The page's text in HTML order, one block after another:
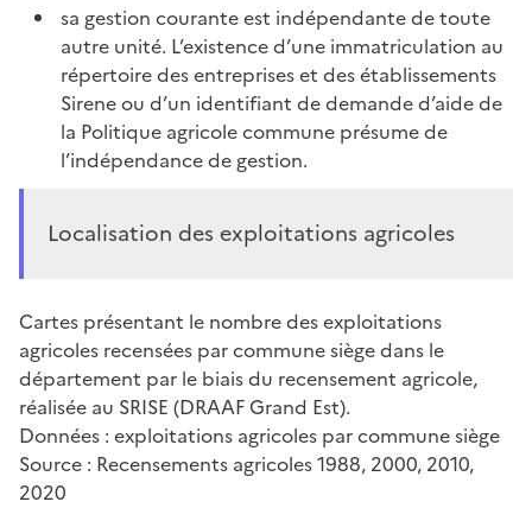
sa gestion courante est indépendante de toute
autre unité. L’existence d’une immatriculation au
répertoire des entreprises et des établissements
Sirene ou d’un identifiant de demande d’aide de
la Politique agricole commune présume de
l’indépendance de gestion.
Localisation des exploitations agricoles
Cartes présentant le nombre des exploitations
agricoles recensées par commune siège dans le
département par le biais du recensement agricole,
réalisée au SRISE (DRAAF Grand Est).
Données : exploitations agricoles par commune siège
Source : Recensements agricoles 1988, 2000, 2010,
2020